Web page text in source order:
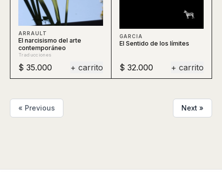
ARRAULT
El narcisismo del arte
contemporáneo
Traducciones
$ 35.000 + carrito
GARCIA
El Sentido de los límites
$ 32.000 + carrito
« Previous Next »